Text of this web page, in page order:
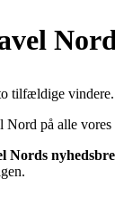
på alle
Nords